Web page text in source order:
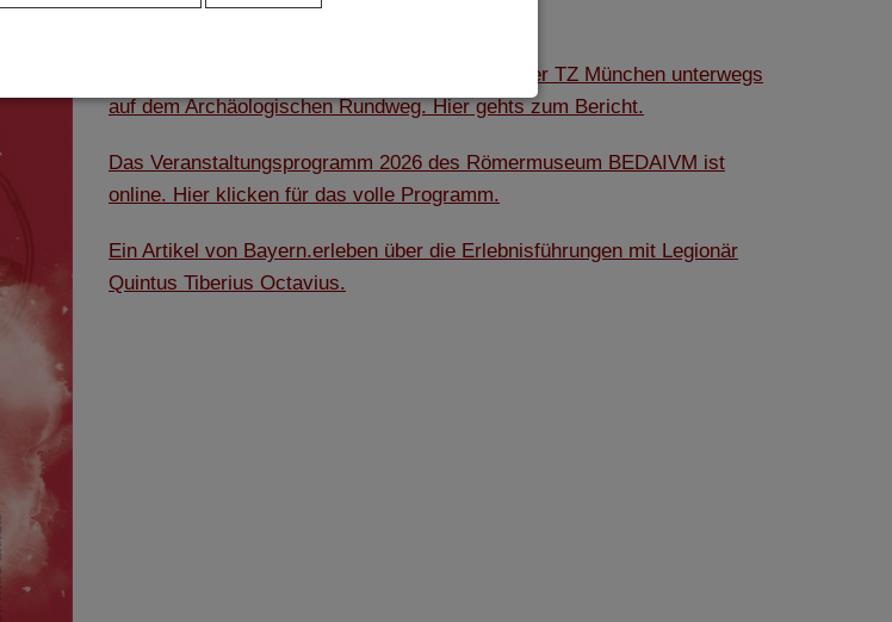
notwendig. Hierbei werden keinerlei personenbezogenen Daten
hinterlegt.
der Seitenaufrufe als Statistik. Die hierdurch gespeicherten Daten
gespeichert. Eine Übertragung an Dritte erfolgt nicht. Wir verwenden
IP-Adresse, so dass diese gekürzt wird und nicht mehr Ihrem Besuch
Vimeo eingebunden. Wir nutzen YouTube im erweiterten
dass YouTube keine Informationen über die Besucher auf dieser
Website eingebunden. Das können Kartendienste wie z.B. Google Maps
Unser Museumsleiter war mit einem Reporter der TZ München unterwegs
auf dem Archäologischen Rundweg. Hier gehts zum Bericht.
Das Veranstaltungsprogramm 2026 des Römermuseum BEDAIVM ist
online. Hier klicken für das volle Programm.
Ein Artikel von Bayern.erleben über die Erlebnisführungen mit Legionär
Quintus Tiberius Octavius.